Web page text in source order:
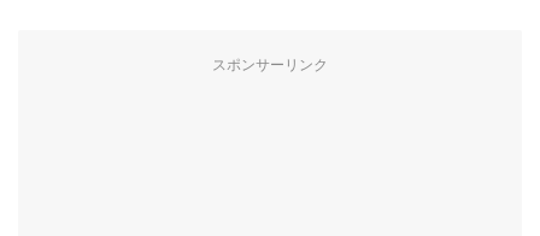
スポンサーリンク